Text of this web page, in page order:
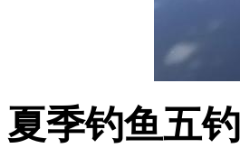
夏季钓鱼五